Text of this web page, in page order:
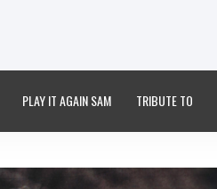
PLAY IT AGAIN SAM TRIBUTE TO